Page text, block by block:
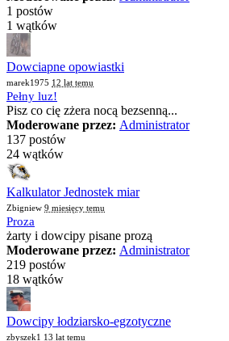
1 postów
1 wątków
Dowciapne opowiastki
marek1975 12 lat temu
Pełny luz!
Pisz co cię zżera nocą bezsenną...
Moderowane przez: Administrator
137 postów
24 wątków
Kalkulator Jednostek miar
Zbigniew 9 miesięcy temu
Proza
żarty i dowcipy pisane prozą
Moderowane przez: Administrator
219 postów
18 wątków
Dowcipy łodziarsko-egzotyczne
zbyszek1 13 lat temu